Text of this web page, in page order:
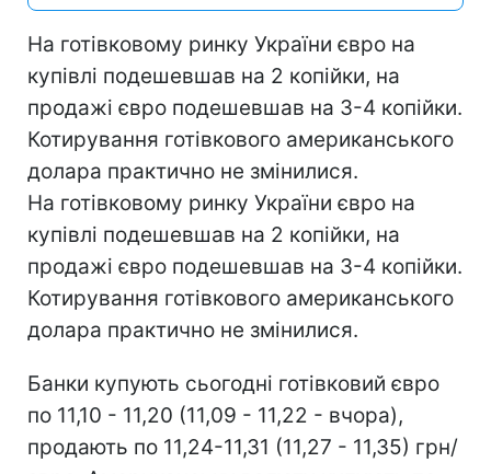
На готівковому ринку України євро на
купівлі подешевшав на 2 копійки, на
продажі євро подешевшав на 3-4 копійки.
Котирування готівкового американського
долара практично не змінилися.
На готівковому ринку України євро на
купівлі подешевшав на 2 копійки, на
продажі євро подешевшав на 3-4 копійки.
Котирування готівкового американського
долара практично не змінилися.
Банки купують сьогодні готівковий євро
по 11,10 - 11,20 (11,09 - 11,22 - вчора),
продають по 11,24-11,31 (11,27 - 11,35) грн/